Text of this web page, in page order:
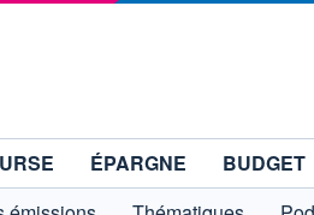
ÉPARGNE BUDGET